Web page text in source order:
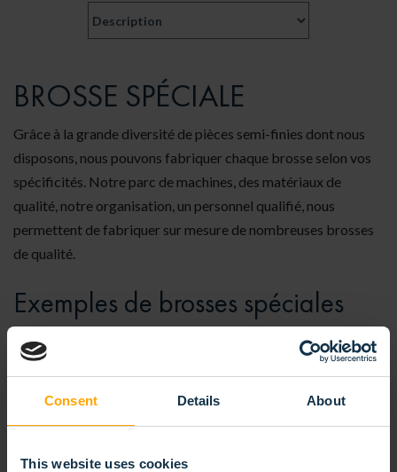
Consent Details About
This website uses cookies
BROSSE SPÉCIALE
Grâce à la grande diversité de pièces semi-finies dont nous
disposons, nous pouvons fabriquer chaque brosse selon vos
spécificités. Notre parc de machines, des matériaux de
qualité, notre organisation, un personnel qualifié, nous
permettent de fabriquer sur mesure de nombreuses brosses
de qualité.
Exemples de brosses spéciales
Voici quelques exemples de modèles de brosses spéciales :
les brosses en plumes d’autruches, les segments de brosses
métallique. Les brosses en plume d’autruches assurent une
l’industrie automobile. Les carrosseries des voitures sont